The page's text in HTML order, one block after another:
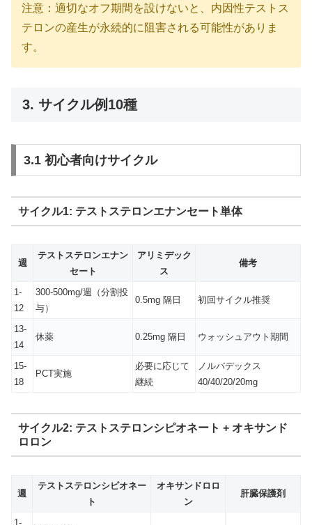
注意：適切なオフ期間を設けないと、内因性テストス
テロンの産生が永続的に阻害される可能性がありま
す。
3. サイクル例10種
3.1 初心者向けサイクル
サイクル1: テストステロンエナンセート単体
週
テストステロンエナン
セート
アリミデック
ス
備考
1-
12
300-500mg/週（分割投
与）
0.5mg 隔日 初回サイクル推奨
13-
14
休薬 0.25mg 隔日 ウォッシュアウト期間
15-
18
PCT実施
必要に応じて
継続
ノルバデックス
40/40/20/20mg
サイクル2: テストステロンシピオネート + オキサンド
ロロン
週
テストステロンシピオネー
ト
オキサンドロロ
ン
肝臓保護剤
1-